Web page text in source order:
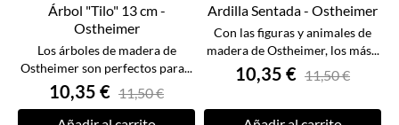
Árbol "Tilo" 13 cm -
Ostheimer
Los árboles de madera de
Ostheimer son perfectos para...
10,35 € 11,50 €
Ardilla Sentada - Ostheimer
Con las figuras y animales de
madera de Ostheimer, los más...
10,35 € 11,50 €